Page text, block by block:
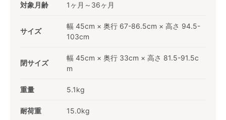
対象月齢 1ヶ月～36ヶ月
サイズ
幅 45cm × 奥行 67-86.5cm × 高さ 94.5-
103cm
閉サイズ
幅 45cm × 奥行 33cm × 高さ 81.5-91.5c
m
重量 5.1kg
耐荷重 15.0kg